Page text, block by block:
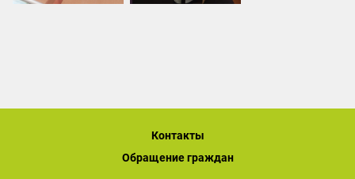
Контакты
Обращение граждан